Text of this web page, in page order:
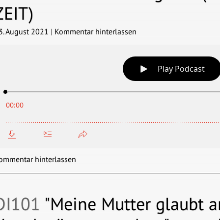
August 2021 | Kommentar hinterlassen
hinterlassen
"Meine Mutter glaubt